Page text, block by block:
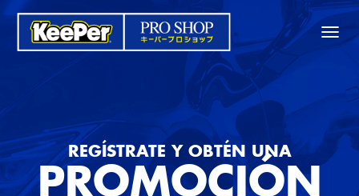
REGÍSTRATE Y OBTÉN UNA
PROMOCIÓN